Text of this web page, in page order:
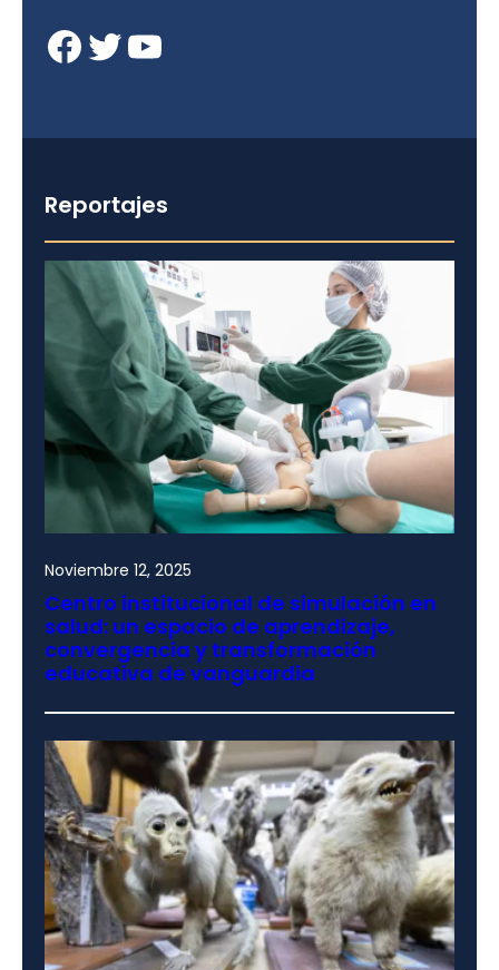
Facebook Twitter YouTube
Reportajes
Noviembre 12, 2025
Centro institucional de simulación en
salud: un espacio de aprendizaje,
convergencia y transformación
educativa de vanguardia